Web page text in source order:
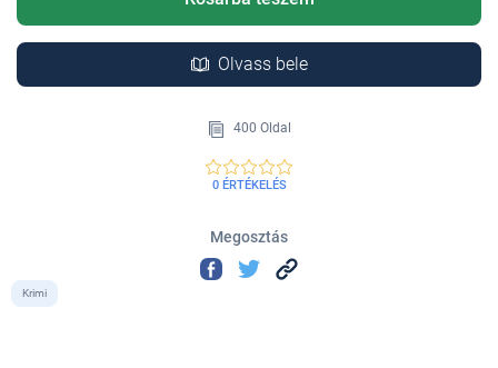
Olvass bele
400 Oldal
0 ÉRTÉKELÉS
Megosztás
Krimi